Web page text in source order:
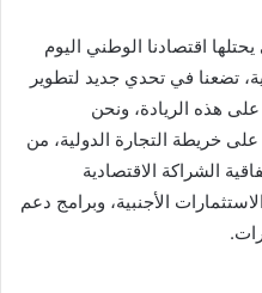
اقتصادنا الوطني اليوم
تضعنا في تحدي جديد لتطوير
هذه الريادة، ونحن
خريطة التجارة الدولية، من
الشراكة الاقتصادية
الأجنبية، وبرامج دعم